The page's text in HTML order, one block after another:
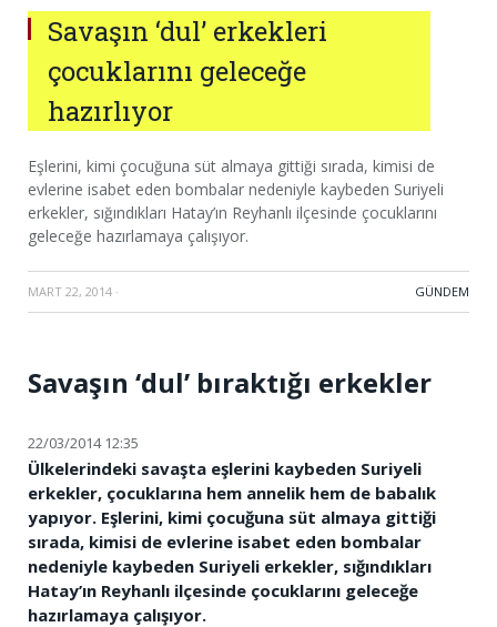
Savaşın ‘dul’ erkekleri
çocuklarını geleceğe
hazırlıyor
Eşlerini, kimi çocuğuna süt almaya gittiği sırada, kimisi de
evlerine isabet eden bombalar nedeniyle kaybeden Suriyeli
erkekler, sığındıkları Hatay’ın Reyhanlı ilçesinde çocuklarını
geleceğe hazırlamaya çalışıyor.
MART 22, 2014 · GÜNDEM
Savaşın ‘dul’ bıraktığı erkekler
22/03/2014 12:35
Ülkelerindeki savaşta eşlerini kaybeden Suriyeli
erkekler, çocuklarına hem annelik hem de babalık
yapıyor. Eşlerini, kimi çocuğuna süt almaya gittiği
sırada, kimisi de evlerine isabet eden bombalar
nedeniyle kaybeden Suriyeli erkekler, sığındıkları
Hatay’ın Reyhanlı ilçesinde çocuklarını geleceğe
hazırlamaya çalışıyor.